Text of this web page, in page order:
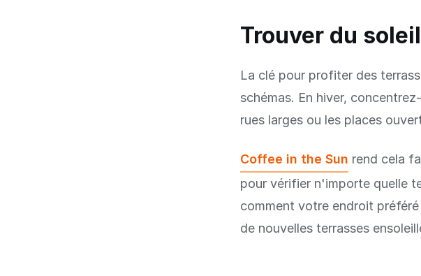
Trouver du
La clé pour profiter des
schémas. En hiver,
rues larges ou les places
Coffee in the Sun rend cela
pour vérifier n'importe quelle
comment votre endroit
de nouvelles terrasses